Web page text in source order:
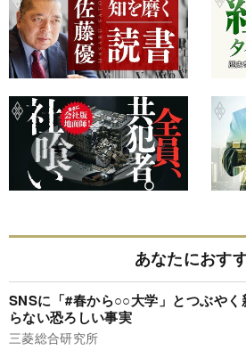
あなたにおす
SNSに「#春から○○大学」とつぶやく
らない恐ろしい事実
三菱総合研究所